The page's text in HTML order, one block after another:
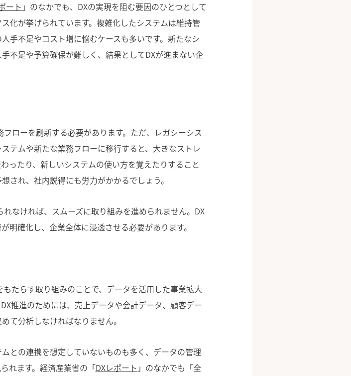
ート 」のなかでも、DXの実現を阻む要因のひとつとして
化が挙げられています。複雑化したシステムは維持管
手不足やコスト増に悩むケースも多いです。新たなシ
不足や予算確保が難しく、結果としてDXが進まない企
ローを刷新する必要があります。ただ、レガシーシス
テムや新たな業務フローに移行すると、大きなストレ
ったり、新しいシステムの使い方を覚えたりすること
され、社内説得にも労力がかかるでしょう。
なければ、スムーズに取り組みを進められません。DX
明確化し、企業全体に浸透させる必要があります。
たらす取り組みのことで、データを活用した事業拡大
推進のためには、売上データや会計データ、顧客デー
て分析しなければなりません。
との連携を想定していないものも多く、データの管理
れます。経済産業省の「DXレポート 」のなかでも「全